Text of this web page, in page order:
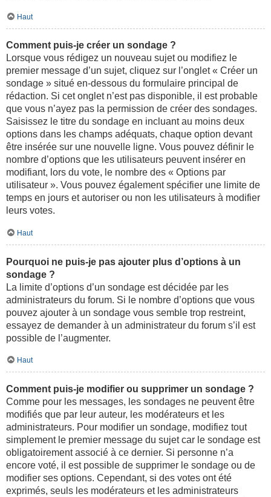
Haut
Comment puis-je créer un sondage ?
Lorsque vous rédigez un nouveau sujet ou modifiez le
premier message d’un sujet, cliquez sur l’onglet « Créer un
sondage » situé en-dessous du formulaire principal de
rédaction. Si cet onglet n’est pas disponible, il est probable
que vous n’ayez pas la permission de créer des sondages.
Saisissez le titre du sondage en incluant au moins deux
options dans les champs adéquats, chaque option devant
être insérée sur une nouvelle ligne. Vous pouvez définir le
nombre d’options que les utilisateurs peuvent insérer en
modifiant, lors du vote, le nombre des « Options par
utilisateur ». Vous pouvez également spécifier une limite de
temps en jours et autoriser ou non les utilisateurs à modifier
leurs votes.
Haut
Pourquoi ne puis-je pas ajouter plus d’options à un
sondage ?
La limite d’options d’un sondage est décidée par les
administrateurs du forum. Si le nombre d’options que vous
pouvez ajouter à un sondage vous semble trop restreint,
essayez de demander à un administrateur du forum s’il est
possible de l’augmenter.
Haut
Comment puis-je modifier ou supprimer un sondage ?
Comme pour les messages, les sondages ne peuvent être
modifiés que par leur auteur, les modérateurs et les
administrateurs. Pour modifier un sondage, modifiez tout
simplement le premier message du sujet car le sondage est
obligatoirement associé à ce dernier. Si personne n’a
encore voté, il est possible de supprimer le sondage ou de
modifier ses options. Cependant, si des votes ont été
exprimés, seuls les modérateurs et les administrateurs